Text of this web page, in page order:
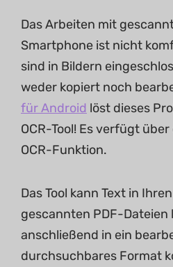
Das Arbeiten mit
Smartphone ist nicht
sind in Bildern
weder kopiert noch
für Android löst dieses
OCR-Tool! Es verfügt
OCR-Funktion.
Das Tool kann Text in
gescannten PDF-Dateien
anschließend in ein
durchsuchbares Format